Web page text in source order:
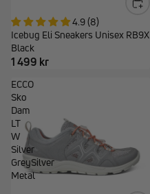
4.9 (8)
Icebug Eli Sneakers Unisex RB9X
Black
1 499 kr
ECCO
Sko
Dam
LT
W
Silver
GreySilver
Metal